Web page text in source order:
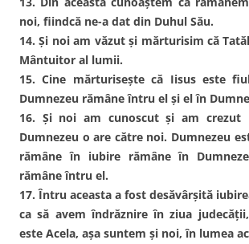
noi, fiindcă ne-a dat din Duhul Său.
14. Şi noi am văzut şi mărturisim că
Mântuitor al lumii.
15. Cine mărturiseşte că Iisus este
Dumnezeu rămâne întru el şi el în
16. Şi noi am cunoscut şi am crezut
Dumnezeu o are către noi. Dumnezeu
rămâne în iubire rămâne în
rămâne întru el.
17. Întru aceasta a fost desăvârşită
ca să avem îndrăznire în ziua
este Acela, aşa suntem şi noi, în lumea